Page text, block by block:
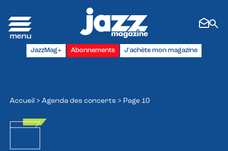
JazzMag+ Abonnements J'achète mon magazine
Accueil > Agenda des concerts > Page 10